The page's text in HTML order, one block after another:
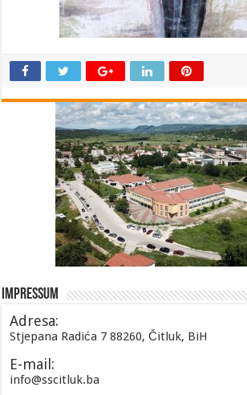
Impressum
Adresa:
Stjepana Radića 7 88260, Čitluk, BiH
E-mail:
info@sscitluk.ba